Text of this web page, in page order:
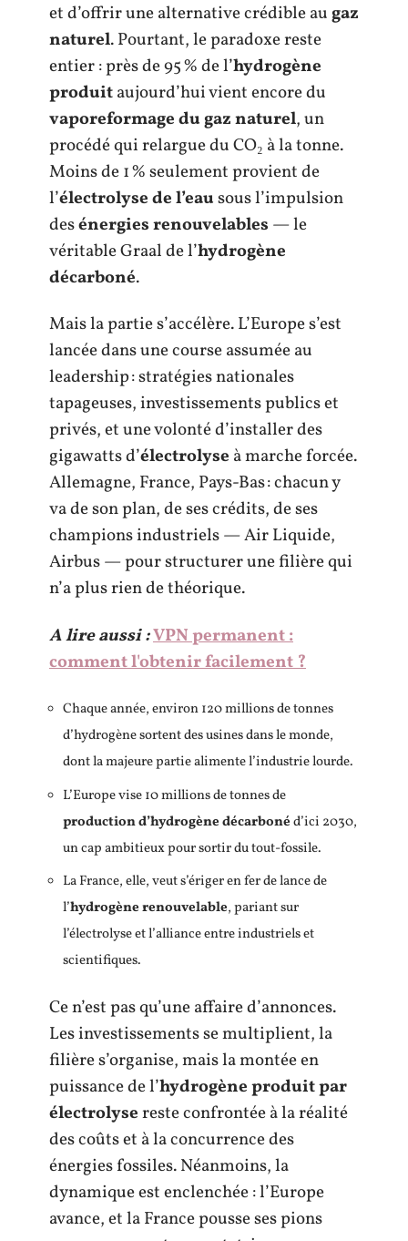
et d’offrir une alternative crédible augaz
naturel. Pourtant, le paradoxe reste
entier : près de 95 % de l’hydrogène
produitaujourd’hui vient encore du
vaporeformage du gaz naturel, un
procédé qui relargue du CO₂ à la tonne.
Moins de 1 % seulement provient de
l’électrolyse de l’eausous l’impulsion
desénergies renouvelables — le
véritable Graal de l’hydrogène
décarboné.
Mais la partie s’accélère. L’Europe s’est
lancée dans une course assumée au
leadership : stratégies nationales
tapageuses, investissements publics et
privés, et une volonté d’installer des
gigawatts d’électrolyse à marche forcée.
Allemagne, France, Pays-Bas : chacun y
va de son plan, de ses crédits, de ses
champions industriels — Air Liquide,
Airbus — pour structurer une filière qui
n’a plus rien de théorique.
A lire aussi :VPN permanent :
comment l'obtenir facilement ?
Chaque année, environ 120 millions de tonnes
d’hydrogène sortent des usines dans le monde,
dont la majeure partie alimente l’industrie lourde.
L’Europe vise 10 millions de tonnes de
production d’hydrogène décarbonéd’ici 2030,
un cap ambitieux pour sortir du tout-fossile.
La France, elle, veut s’ériger en fer de lance de
l’hydrogène renouvelable, pariant sur
l’électrolyse et l’alliance entre industriels et
scientifiques.
Ce n’est pas qu’une affaire d’annonces.
Les investissements se multiplient, la
filière s’organise, mais la montée en
puissance de l’hydrogène produit par
électrolysereste confrontée à la réalité
des coûts et à la concurrence des
énergies fossiles. Néanmoins, la
dynamique est enclenchée : l’Europe
avance, et la France pousse ses pions